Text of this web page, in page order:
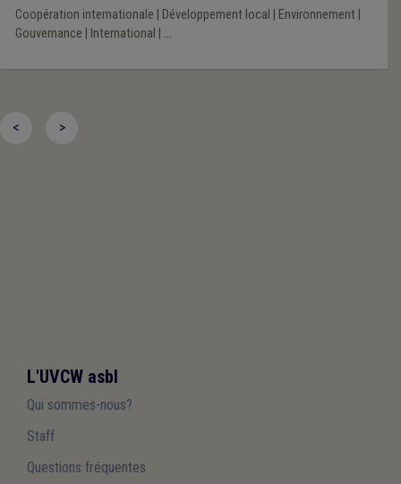
Coopération internationale Développement local Environnement|
Gouvernance
International ...
< >
L'UVCW asbl
Qui sommes-nous?
Staff
Questions fréquentes